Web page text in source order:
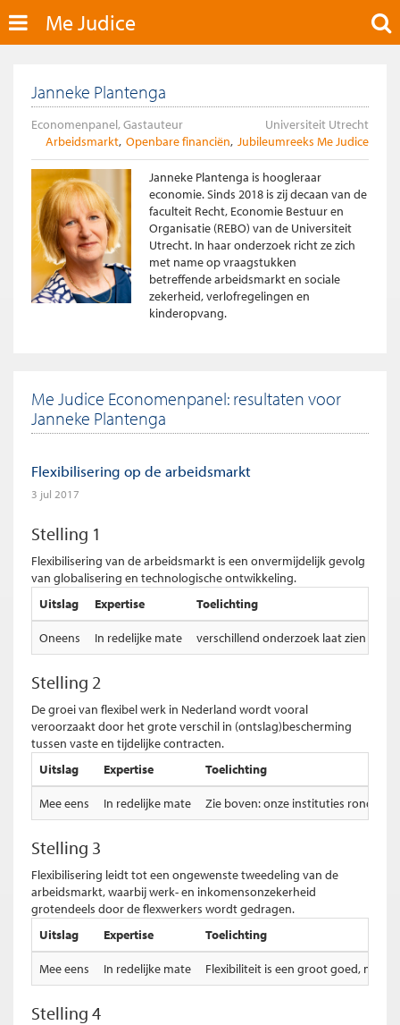
Me Judice
Janneke Plantenga
Economenpanel, Gastauteur
Universiteit Utrecht
Arbeidsmarkt Openbare financiën Jubileumreeks Me Judice
Janneke Plantenga is hoogleraar
economie. Sinds 2018 is zij decaan van de
faculteit Recht, Economie Bestuur en
Organisatie (REBO) van de Universiteit
Utrecht. In haar onderzoek richt ze zich
met name op vraagstukken
betreffende arbeidsmarkt en sociale
zekerheid, verlofregelingen en
kinderopvang.
Me Judice Economenpanel: resultaten voor
Janneke Plantenga
Flexibilisering op de arbeidsmarkt
3 jul 2017
Stelling 1
Flexibilisering van de arbeidsmarkt is een onvermijdelijk gevolg
van globalisering en technologische ontwikkeling.
Uitslag
Expertise Toelichting
Oneens In redelijke mate verschillend onderzoek laat zien dat
Stelling 2
De groei van flexibel werk in Nederland wordt vooral
veroorzaakt door het grote verschil in (ontslag)bescherming
tussen vaste en tijdelijke contracten.
Uitslag
Expertise Toelichting
Mee eens In redelijke mate Zie boven: onze instituties rond de
Stelling 3
Flexibilisering leidt tot een ongewenste tweedeling van de
arbeidsmarkt, waarbij werk- en inkomensonzekerheid
grotendeels door de flexwerkers wordt gedragen.
Uitslag
Expertise Toelichting
Mee eens In redelijke mate Flexibiliteit is een groot goed, maar
Stelling 4